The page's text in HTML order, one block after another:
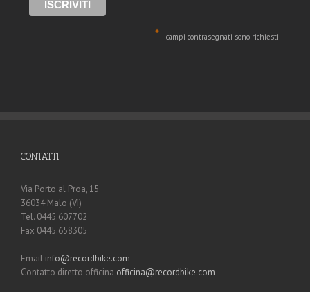
* I campi contrasegnati sono richiesti
CONTATTI
Via Porto al Proa, 15
36034 Malo (VI)
Tel. 0445.607702
Fax 0445.658305
Email info@recordbike.com
Contatto diretto officina officina@recordbike.com